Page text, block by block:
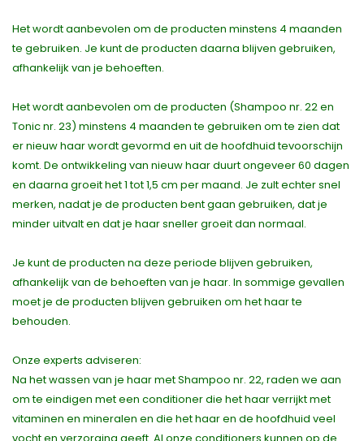
Het wordt aanbevolen om de producten minstens 4 maanden
te gebruiken. Je kunt de producten daarna blijven gebruiken,
afhankelijk van je behoeften.
Het wordt aanbevolen om de producten (Shampoo nr. 22 en
Tonic nr. 23) minstens 4 maanden te gebruiken om te zien dat
er nieuw haar wordt gevormd en uit de hoofdhuid tevoorschijn
komt. De ontwikkeling van nieuw haar duurt ongeveer 60 dagen
en daarna groeit het 1 tot 1,5 cm per maand. Je zult echter snel
merken, nadat je de producten bent gaan gebruiken, dat je
minder uitvalt en dat je haar sneller groeit dan normaal.
Je kunt de producten na deze periode blijven gebruiken,
afhankelijk van de behoeften van je haar. In sommige gevallen
moet je de producten blijven gebruiken om het haar te
behouden.
Onze experts adviseren:
Na het wassen van je haar met Shampoo nr. 22, raden we aan
om te eindigen met een conditioner die het haar verrijkt met
vitaminen en mineralen en die het haar en de hoofdhuid veel